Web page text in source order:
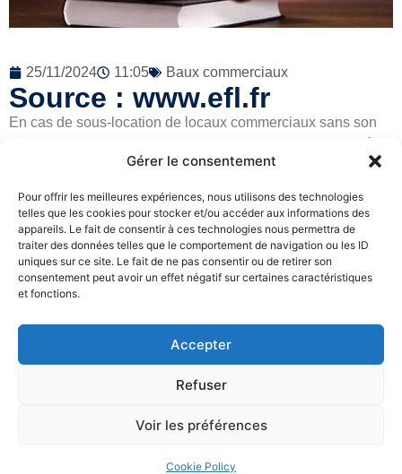
Gérer le consentement
Pour offrir les meilleures expériences, nous utilisons des technologies
telles que les cookies pour stocker et/ou accéder aux informations des
appareils. Le fait de consentir à ces technologies nous permettra de
traiter des données telles que le comportement de navigation ou les ID
uniques sur ce site. Le fait de ne pas consentir ou de retirer son
consentement peut avoir un effet négatif sur certaines caractéristiques
et fonctions.
Accepter
Refuser
Voir les préférences
Cookie Policy
25/11/2024 11:05 Baux commerciaux
Source : www.efl.fr
En cas de sous-location de locaux commerciaux sans son
contre le sous-locataire, faute de préjudice réparable…
Lire la suite
La faute grave de l’agent commercial le prive de
l’indemnité de rupture et engage sa responsabilité
Droit de la distribution